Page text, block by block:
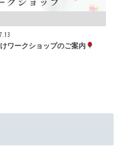
ワークショップのご案内